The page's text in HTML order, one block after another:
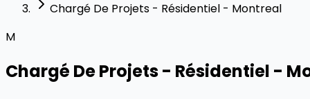
Chargé De Projets - Résidentiel - Montreal
M
Chargé De Projets - Résidentiel -